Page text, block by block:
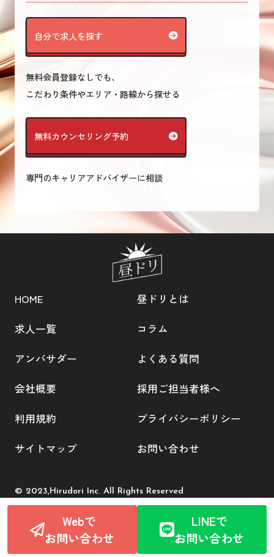
自分で求人を探す
無料会員登録なしでも、
こだわり条件やエリア・路線から探せる
無料カウンセリング予約
専門のキャリアアドバイザーに相談
Webで
お問い合わせ
LINEで
お問い合わせ
HOME 昼ドリとは
求人一覧 コラム
アンバサダー よくある質問
会社概要 採用ご担当者様へ
利用規約 プライバシーポリシー
サイトマップ お問い合わせ
© 2023,Hirudori Inc. All Rights Reserved